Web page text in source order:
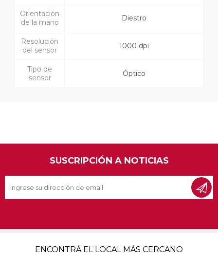
Orientación
de la mano
Diestro
Resolución
del sensor
1000 dpi
Tipo de
sensor
Óptico
SUSCRIPCIÓN A NOTICIAS
ENCONTRÁ EL LOCAL MÁS CERCANO